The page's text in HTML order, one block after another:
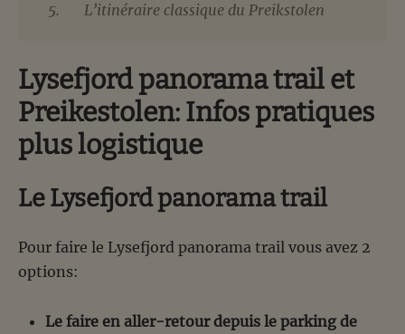
L’itinéraire classique du Preikstolen
Lysefjord panorama trail et
Preikestolen: Infos pratiques
plus logistique
Le Lysefjord panorama trail
Pour faire le Lysefjord panorama trail vous avez 2
options:
Le faire en aller-retour depuis le parking de